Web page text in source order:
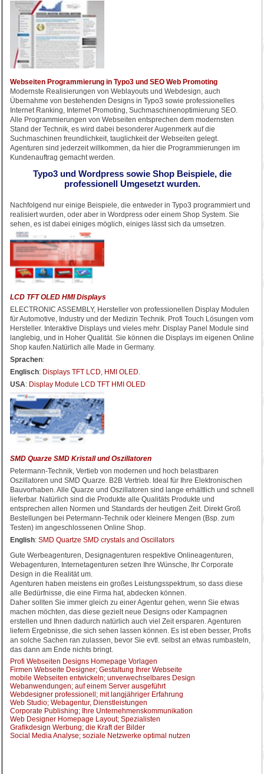
Webseiten Programmierung in Typo3 und SEO Web Promoting
Modernste Realisierungen von Weblayouts und Webdesign, auch
Übernahme von bestehenden Designs in Typo3 sowie professionelles
Internet Ranking, Internet Promoting, Suchmaschinenoptimierung SEO.
Alle Programmierungen von Webseiten entsprechen dem modernsten
Stand der Technik, es wird dabei besonderer Augenmerk auf die
Suchmaschinen freundlichkeit, tauglichkeit der Webseiten gelegt.
Agenturen sind jederzeit willkommen, da hier die Programmierungen im
Kundenauftrag gemacht werden.
Typo3 und Wordpress sowie Shop Beispiele, die
professionell Umgesetzt wurden.
Nachfolgend nur einige Beispiele, die entweder in Typo3 programmiert und
realisiert wurden, oder aber in Wordpress oder einem Shop System. Sie
sehen, es ist dabei einiges möglich, einiges lässt sich da umsetzen.
LCD TFT OLED HMI Displays
ELECTRONIC ASSEMBLY, Hersteller von professionellen Display Modulen
für Automotive, Industry und der Medizin Technik. Profi Touch Lösungen vom
Hersteller. Interaktive Displays und vieles mehr. Display Panel Module sind
langlebig, und in Hoher Qualität. Sie können die Displays im eigenen Online
Shop kaufen.Natürlich alle Made in Germany.
Sprachen:
Englisch: Displays TFT LCD, HMI OLED.
USA: Display Module LCD TFT HMI OLED
SMD Quarze SMD Kristall und Oszillatoren
Petermann-Technik, Vertieb von modernen und hoch belastbaren
Oszillatoren und SMD Quarze. B2B Vertrieb. Ideal für Ihre Elektronischen
Bauvorhaben. Alle Quarze und Oszillatoren sind lange erhältlich und schnell
lieferbar. Natürlich sind die Produkte alle Qualitäts Produkte und
entsprechen allen Normen und Standards der heutigen Zeit. Direkt Groß
Bestellungen bei Petermann-Technik oder kleinere Mengen (Bsp. zum
Testen) im angeschlossenen Online Shop.
English: SMD Quartze SMD crystals and Oscillators
Gute Werbeagenturen, Designagenturen respektive Onlineagenturen,
Webagenturen, Internetagenturen setzen Ihre Wünsche, Ihr Corporate
Design in die Realität um.
Agenturen haben meistens ein großes Leistungsspektrum, so dass diese
alle Bedürfnisse, die eine Firma hat, abdecken können.
Daher sollten Sie immer gleich zu einer Agentur gehen, wenn Sie etwas
machen möchten, das diese gezielt neue Designs oder Kampagnen
erstellen und Ihnen dadurch natürlich auch viel Zeit ersparen. Agenturen
liefern Ergebnisse, die sich sehen lassen können. Es ist eben besser, Profis
an solche Sachen ran zulassen, bevor Sie evtl. selbst an etwas rumbasteln,
das dann am Ende nichts bringt.
Profi Webseiten Designs Homepage Vorlagen
Firmen Webseite Designer; Gestaltung Ihrer Webseite
mobile Webseiten entwickeln; unverwechselbares Design
Webanwendungen; auf einem Server ausgeführt
Webdesigner professionell; mit langjähriger Erfahrung
Web Studio; Webagentur, Dienstleistungen
Corporate Publishing; Ihre Unternehmenskommunikation
Web Designer Homepage Layout; Spezialisten
Grafikdesign Werbung; die Kraft der Bilder
Social Media Analyse; soziale Netzwerke optimal nutzen